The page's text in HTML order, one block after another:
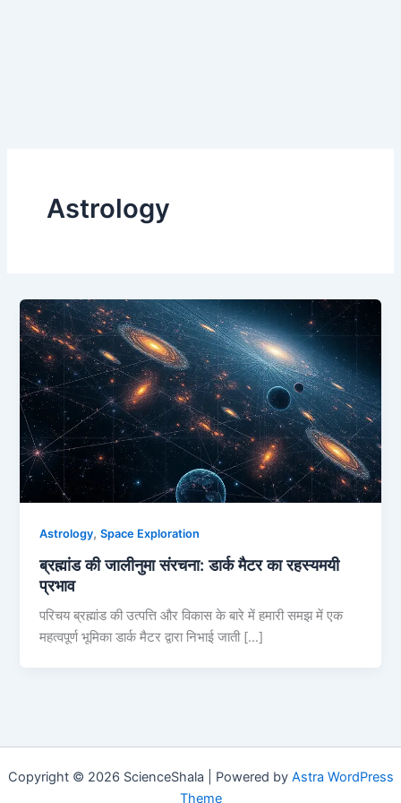
Astrology
Astrology,Space Exploration
ब्रह्मांड की जालीनुमा संरचना: डार्क मैटर का रहस्यमयी
प्रभाव
परिचय ब्रह्मांड की उत्पत्ति और विकास के बारे में हमारी समझ में एक
महत्वपूर्ण भूमिका डार्क मैटर द्वारा निभाई जाती […]
Copyright © 2026 ScienceShala | Powered by Astra WordPress
Theme